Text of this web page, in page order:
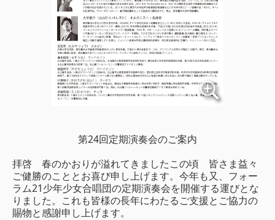
第24回定期演奏会のご案内
拝啓 春のかおりが溢れてきましたこの頃 皆さま益々
ご健勝のこととお喜び申し上げます。今年も又、フォー
ラム21少年少女合唱団の定期演奏会を開催する運びとな
りました。これも皆様の長年にわたるご支援とご協力の
賜物と感謝申し上げます。